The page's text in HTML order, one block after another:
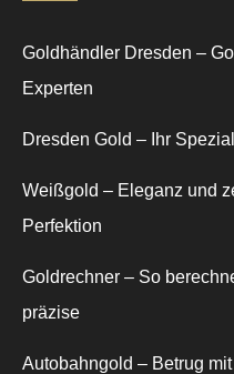
Goldhändler Dresden –
Experten
Dresden Gold – Ihr
Weißgold – Eleganz und
Perfektion
Goldrechner – So
präzise
Autobahngold – Betrug